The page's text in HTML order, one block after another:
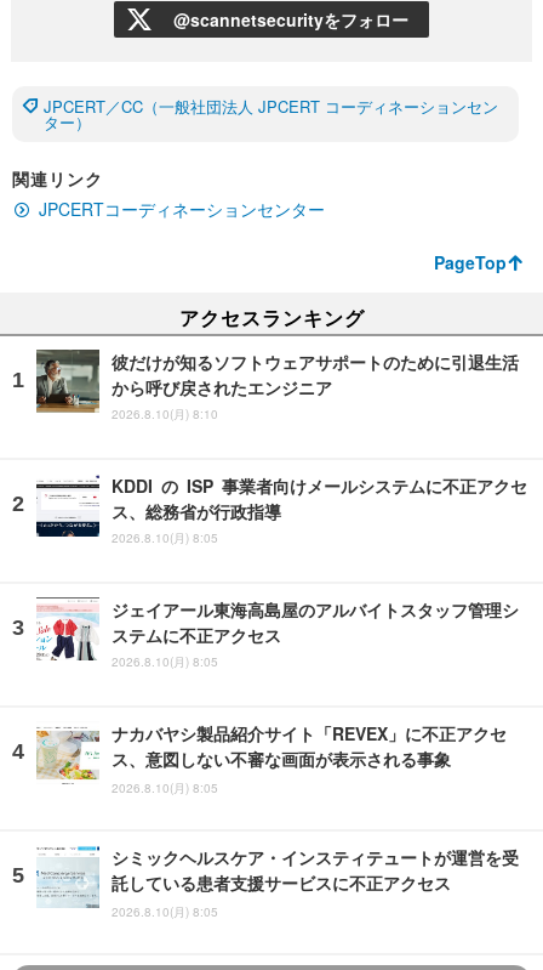
@scannetsecurityをフォロー
JPCERT／CC（一般社団法人 JPCERT コーディネーションセン
ター）
関連リンク
JPCERTコーディネーションセンター
PageTop
アクセスランキング
彼だけが知るソフトウェアサポートのために引退生活
から呼び戻されたエンジニア
2026.8.10(月) 8:10
KDDI の ISP 事業者向けメールシステムに不正アクセ
ス、総務省が行政指導
2026.8.10(月) 8:05
ジェイアール東海高島屋のアルバイトスタッフ管理シ
ステムに不正アクセス
2026.8.10(月) 8:05
ナカバヤシ製品紹介サイト「REVEX」に不正アクセ
ス、意図しない不審な画面が表示される事象
2026.8.10(月) 8:05
シミックヘルスケア・インスティテュートが運営を受
託している患者支援サービスに不正アクセス
2026.8.10(月) 8:05